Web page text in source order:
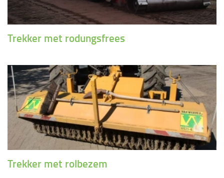
Trekker met rodungsfrees
Trekker met rolbezem